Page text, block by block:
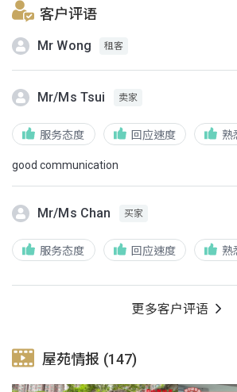
客户评语
Mr Wong 租客
Mr/Ms Tsui 卖家
服务态度 回应速度 熟
good communication
Mr/Ms Chan 买家
服务态度 回应速度 熟
更多客户评语
屋苑情报 (147)